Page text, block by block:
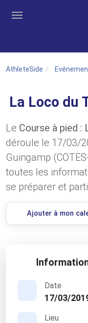
AthleteSide
La Loco du
Le Course à pied :
déroule le 17/03/
Guingamp
toutes les
se préparer et
Ajouter à mon
Date
17/03/
Lieu